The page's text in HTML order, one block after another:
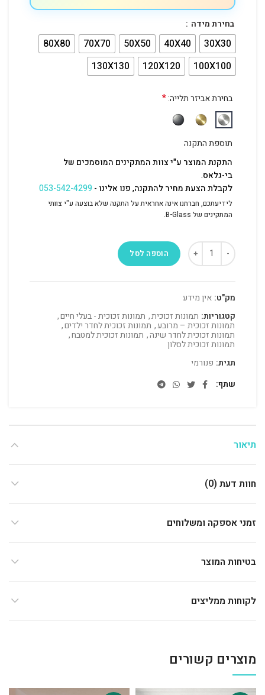
בחירת מידה
30X30
40X40
50X50
70X70
80X80
100X100
120X120
130X130
בחירת אביזר תלייה:*
תוספת התקנה
התקנת המוצר ע"י צוות המתקינים המוסמכים של
בי-גלאס.
לקבלת הצעת מחיר להתקנה, פנו אלינו -053-542-4299
לידיעתכם, חברתנו אינה אחראית על התקנה שלא בוצעה ע"י צוותי
המתקינים של B-Glass.
הוספה לסל
מק"ט: אין מידע
קטגוריות: תמונות זכוכית, תמונות זכוכית - בעלי חיים,
תמונות זכוכית – מרובע, תמונות זכוכית לחדר ילדים,
תמונות זכוכית לחדר שינה, תמונות זכוכית למטבח,
תמונות זכוכית לסלון
תגית: פנורמי
שתף
תיאור
חוות דעת (0)
זמני אספקה ומשלוחים
בטיחות המוצר
לקוחות ממליצים
מוצרים קשורים